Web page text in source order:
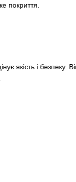
покриття.
якість і безпеку.